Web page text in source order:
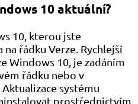
10 aktuální?
10, kterou jste
řádku Verze. Rychlejší
Windows 10, je zadáním
řádku nebo v
systému
prostřednictvím